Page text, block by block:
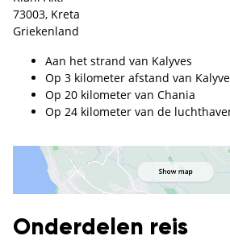
73003, Kreta
Griekenland
Aan het strand van Kalyves
Op 3 kilometer afstand van
Op 20 kilometer van Chania
Op 24 kilometer van de
Onderdelen reis